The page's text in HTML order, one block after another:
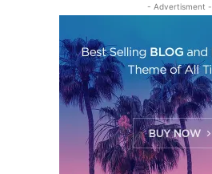
- Advertisment -